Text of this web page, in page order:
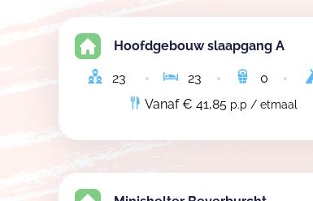
Hoofdgebouw slaapgang A
23 23 0
Vanaf € 41,85 p.p / etmaal